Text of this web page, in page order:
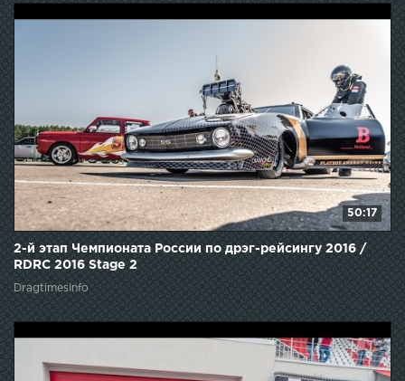
50:17
2-й этап Чемпионата России по дрэг-рейсингу 2016 /
RDRC 2016 Stage 2
DragtimesInfo